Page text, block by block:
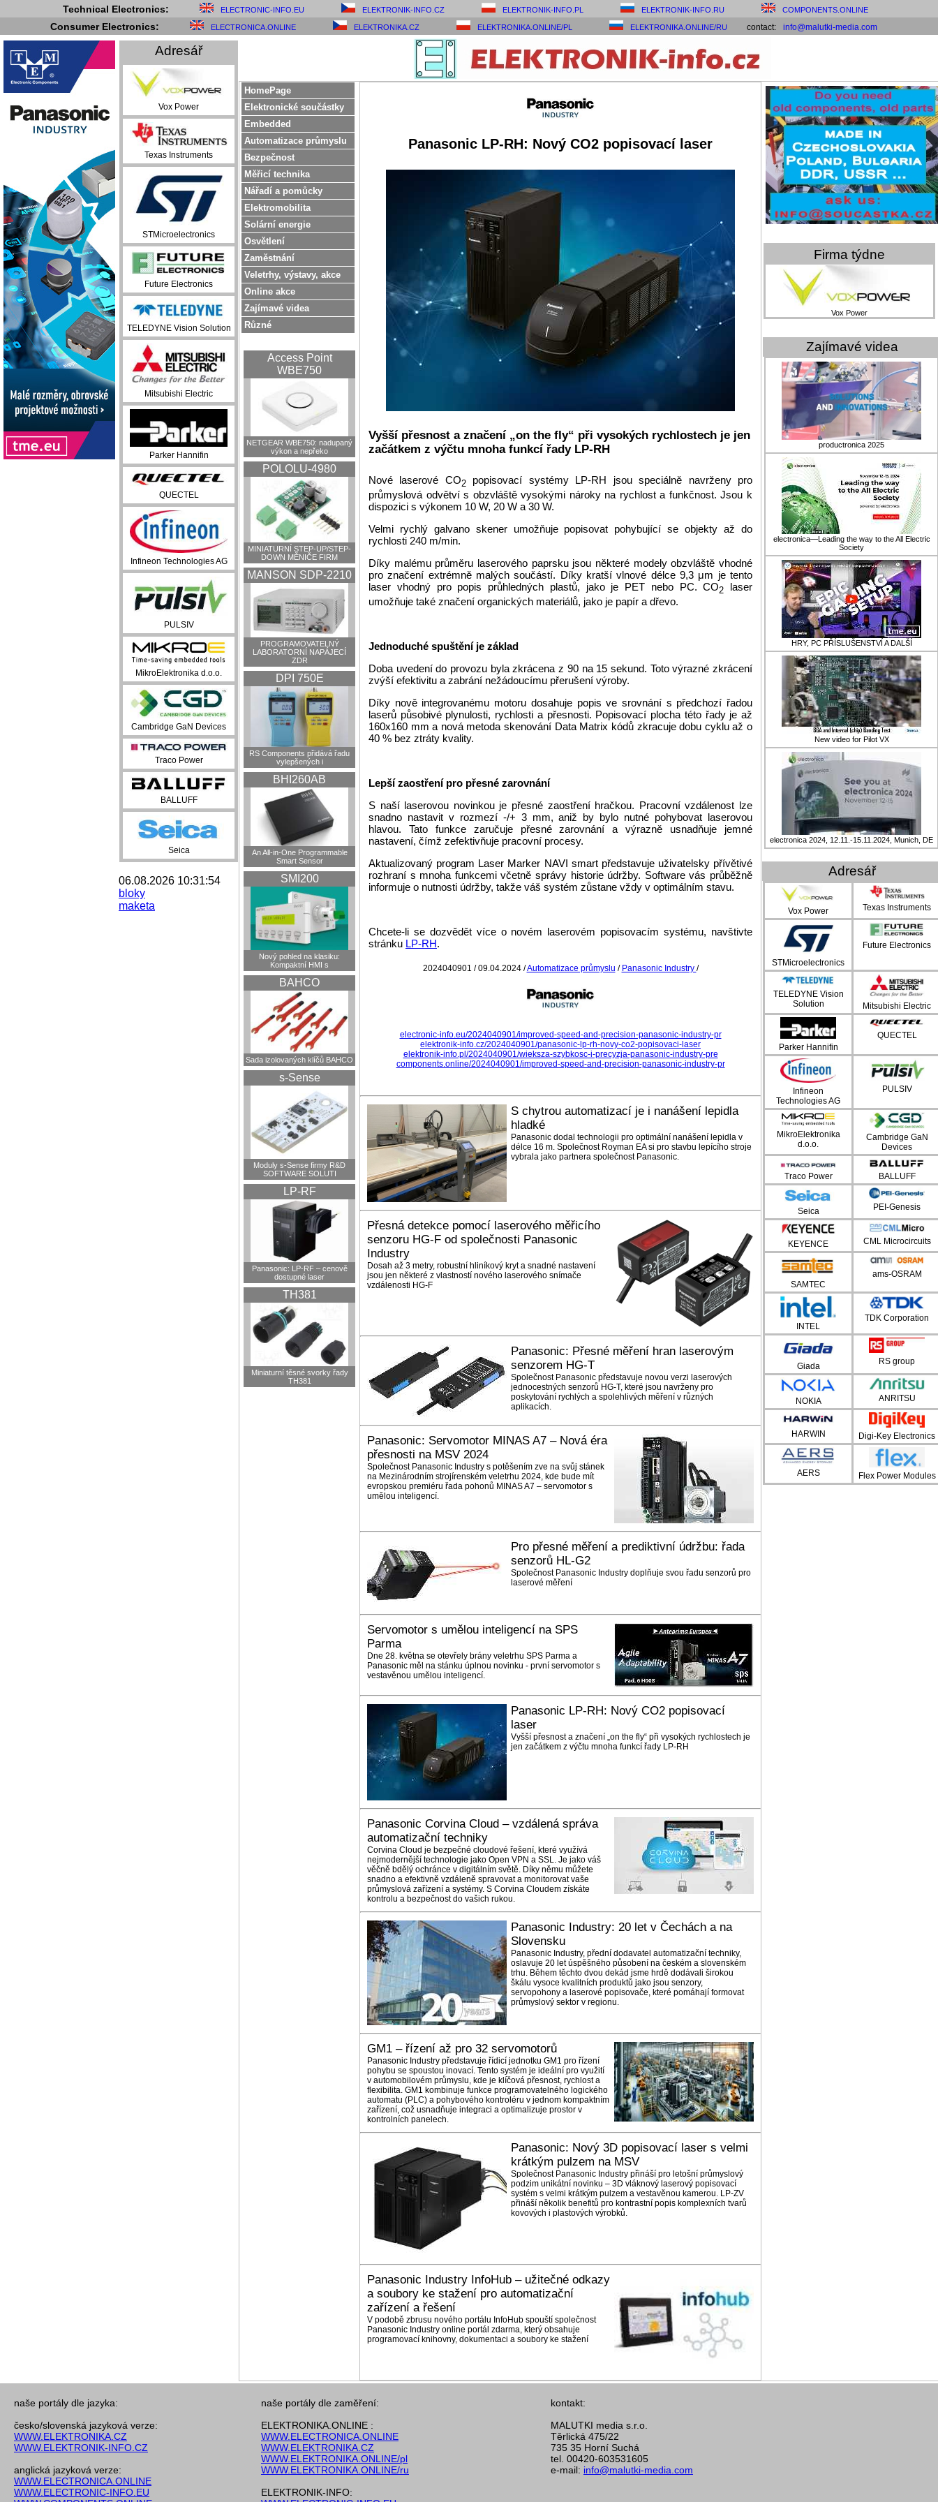
Technical Electronics: ELECTRONIC-INFO.EU ELEKTRONIK-INFO.CZ ELEKTRONIK-INFO.PL ELEKTRONIK-INFO.RU COMPONENTS.ONLINE
Consumer Electronics: ELECTRONICA.ONLINE ELEKTRONIKA.CZ ELEKTRONIKA.ONLINE/PL ELEKTRONIKA.ONLINE/RU contact: info@malutki-media.com
Adresář
Vox Power
Texas Instruments
STMicroelectronics
Future Electronics
TELEDYNE Vision Solution
Mitsubishi Electric
Parker Hannifin
QUECTEL
Infineon Technologies AG
PULSIV
MikroElektronika d.o.o.
Cambridge GaN Devices
Traco Power
BALLUFF
Seica
06.08.2026 10:31:54
bloky
maketa
HomePage
Elektronické součástky
Embedded
Automatizace průmyslu
Bezpečnost
Měřicí technika
Nářadí a pomůcky
Elektromobilita
Solární energie
Osvětlení
Zaměstnání
Veletrhy, výstavy, akce
Online akce
Zajímavé videa
Různé
Access Point
WBE750
NETGEAR WBE750: nadupaný
výkon a nepřeko
POLOLU-4980
MINIATURNÍ STEP-UP/STEP-
DOWN MĚNIČE FIRM
MANSON SDP-2210
PROGRAMOVATELNÝ
LABORATORNÍ NAPÁJECÍ
ZDR
DPI 750E
RS Components přidává řadu
vylepšených i
BHI260AB
An All-in-One Programmable
Smart Sensor
SMI200
Nový pohled na klasiku:
Kompaktní HMI s
BAHCO
Sada izolovaných klíčů BAHCO
s-Sense
Moduly s-Sense firmy R&D
SOFTWARE SOLUTI
LP-RF
Panasonic: LP-RF – cenově
dostupné laser
TH381
Miniaturní těsné svorky řady
TH381
Panasonic LP-RH: Nový CO2 popisovací laser
Vyšší přesnost a značení „on the fly“ při vysokých rychlostech je jen
začátkem z výčtu mnoha funkcí řady LP-RH
Nové laserové CO2 popisovací systémy LP-RH jsou speciálně navrženy pro
průmyslová odvětví s obzvláště vysokými nároky na rychlost a funkčnost. Jsou k
dispozici s výkonem 10 W, 20 W a 30 W.
Velmi rychlý galvano skener umožňuje popisovat pohybující se objekty až do
rychlosti 240 m/min.
Díky malému průměru laserového paprsku jsou některé modely obzvláště vhodné
pro značení extrémně malých součástí. Díky kratší vlnové délce 9,3 μm je tento
laser vhodný pro popis průhledných plastů, jako je PET nebo PC. CO2
laser
umožňuje také značení organických materiálů, jako je papír a dřevo.
Jednoduché spuštění je základ
Doba uvedení do provozu byla zkrácena z 90 na 15 sekund. Toto výrazné zkrácení
zvýší efektivitu a zabrání nežádoucímu přerušení výroby.
Díky nově integrovanému motoru dosahuje popis ve srovnání s předchozí řadou
laserů působivé plynulosti, rychlosti a přesnosti. Popisovací plocha této řady je až
160x160 mm a nová metoda skenování Data Matrix kódů zkracuje dobu cyklu až o
40 % bez ztráty kvality.
Lepší zaostření pro přesné zarovnání
S naší laserovou novinkou je přesné zaostření hračkou. Pracovní vzdálenost lze
snadno nastavit v rozmezí -/+ 3 mm, aniž by bylo nutné pohybovat laserovou
hlavou. Tato funkce zaručuje přesné zarovnání a výrazně usnadňuje jemné
nastavení, čímž zefektivňuje pracovní procesy.
Aktualizovaný program Laser Marker NAVI smart představuje uživatelsky přívětivé
rozhraní s mnoha funkcemi včetně správy historie údržby. Software vás průběžně
informuje o nutnosti údržby, takže váš systém zůstane vždy v optimálním stavu.
Chcete-li se dozvědět více o novém laserovém popisovacím systému, navštivte
stránku LP-RH.
2024040901 / 09.04.2024 /Automatizace průmyslu / Panasonic Industry /
electronic-info.eu/2024040901/improved-speed-and-precision-panasonic-industry-pr
elektronik-info.cz/2024040901/panasonic-lp-rh-novy-co2-popisovaci-laser
elektronik-info.pl/2024040901/wieksza-szybkosc-i-precyzja-panasonic-industry-pre
components.online/2024040901/improved-speed-and-precision-panasonic-industry-pr
S chytrou automatizací je i nanášení lepidla
hladké
Panasonic dodal technologii pro optimální nanášení lepidla v
délce 16 m. Společnost Royman EA si pro stavbu lepícího stroje
vybrala jako partnera společnost Panasonic.
Přesná detekce pomocí laserového měřicího
senzoru HG-F od společnosti Panasonic
Industry
Dosah až 3 metry, robustní hliníkový kryt a snadné nastavení
jsou jen některé z vlastností nového laserového snímače
vzdálenosti HG-F
Panasonic: Přesné měření hran laserovým
senzorem HG-T
Společnost Panasonic představuje novou verzi laserových
jednocestných senzorů HG-T, které jsou navrženy pro
poskytování rychlých a spolehlivých měření v různých
aplikacích.
Panasonic: Servomotor MINAS A7 – Nová éra
přesnosti na MSV 2024
Společnost Panasonic Industry s potěšením zve na svůj stánek
na Mezinárodním strojírenském veletrhu 2024, kde bude mít
evropskou premiéru řada pohonů MINAS A7 – servomotor s
umělou inteligencí.
Pro přesné měření a prediktivní údržbu: řada
senzorů HL-G2
Společnost Panasonic Industry doplňuje svou řadu senzorů pro
laserové měření
Servomotor s umělou inteligencí na SPS
Parma
Dne 28. května se otevřely brány veletrhu SPS Parma a
Panasonic měl na stánku úplnou novinku - první servomotor s
vestavěnou umělou inteligencí.
Panasonic LP-RH: Nový CO2 popisovací
laser
Vyšší přesnost a značení „on the fly“ při vysokých rychlostech je
jen začátkem z výčtu mnoha funkcí řady LP-RH
Panasonic Corvina Cloud – vzdálená správa
automatizační techniky
Corvina Cloud je bezpečné cloudové řešení, které využívá
nejmodernější technologie jako Open VPN a SSL. Je jako váš
věčně bdělý ochránce v digitálním světě. Díky němu můžete
snadno a efektivně vzdáleně spravovat a monitorovat vaše
průmyslová zařízení a systémy. S Corvina Cloudem získáte
kontrolu a bezpečnost do vašich rukou.
Panasonic Industry: 20 let v Čechách a na
Slovensku
Panasonic Industry, přední dodavatel automatizační techniky,
oslavuje 20 let úspěšného působení na českém a slovenském
trhu. Během těchto dvou dekád jsme hrdě dodávali širokou
škálu vysoce kvalitních produktů jako jsou senzory,
servopohony a laserové popisovače, které pomáhají formovat
průmyslový sektor v regionu.
GM1 – řízení až pro 32 servomotorů
Panasonic Industry představuje řídicí jednotku GM1 pro řízení
pohybu se spoustou inovací. Tento systém je ideální pro využití
v automobilovém průmyslu, kde je klíčová přesnost, rychlost a
flexibilita. GM1 kombinuje funkce programovatelného logického
automatu (PLC) a pohybového kontroléru v jednom kompaktním
zařízení, což usnadňuje integraci a optimalizuje prostor v
kontrolních panelech.
Panasonic: Nový 3D popisovací laser s velmi
krátkým pulzem na MSV
Společnost Panasonic Industry přináší pro letošní průmyslový
podzim unikátní novinku – 3D vláknový laserový popisovací
systém s velmi krátkým pulzem a vestavěnou kamerou. LP-ZV
přináší několik benefitů pro kontrastní popis komplexních tvarů
kovových i plastových výrobků.
Panasonic Industry InfoHub – užitečné odkazy
a soubory ke stažení pro automatizační
zařízení a řešení
V podobě zbrusu nového portálu InfoHub spouští společnost
Panasonic Industry online portál zdarma, který obsahuje
programovací knihovny, dokumentaci a soubory ke stažení
Firma týdne
Vox Power
Zajímavé videa
productronica 2025
electronica—Leading the way to the All Electric
Society
HRY, PC PŘÍSLUŠENSTVÍ A DALŠÍ
New video for Pilot VX
electronica 2024, 12.11.-15.11.2024, Munich, DE
Adresář
Vox Power Texas Instruments
STMicroelectronics
Future Electronics
TELEDYNE Vision
Solution
Mitsubishi Electric
Parker Hannifin
QUECTEL
Infineon
Technologies AG
PULSIV
MikroElektronika
d.o.o.
Cambridge GaN
Devices
Traco Power BALLUFF
Seica PEI-Genesis
KEYENCE CML Microcircuits
SAMTEC
ams-OSRAM
INTEL
TDK Corporation
Giada
RS group
NOKIA ANRITSU
HARWIN Digi-Key Electronics
AERS Flex Power Modules
naše portály dle jazyka:
česko/slovenská jazyková verze:
WWW.ELEKTRONIKA.CZ
WWW.ELEKTRONIK-INFO.CZ
anglická jazyková verze:
WWW.ELECTRONICA.ONLINE
WWW.ELECTRONIC-INFO.EU
naše portály dle zaměření:
ELEKTRONIKA.ONLINE :
WWW.ELECTRONICA.ONLINE
WWW.ELEKTRONIKA.CZ
WWW.ELEKTRONIKA.ONLINE/pl
WWW.ELEKTRONIKA.ONLINE/ru
ELEKTRONIK-INFO:
kontakt:
MALUTKI media s.r.o.
Těrlická 475/22
735 35 Horní Suchá
tel. 00420-603531605
e-mail: info@malutki-media.com